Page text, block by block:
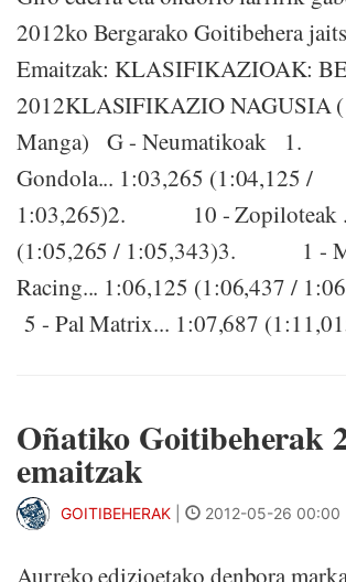
2012ko Bergarako Goitibehera
Emaitzak: KLASIFIKAZIOAK:
2012KLASIFIKAZIO NAGUSIA
Manga) G - Neumatikoak
Gondola... 1:03,265 (1:04,125 /
1:03,265)2. 10 - Zopiloteak
(1:05,265 / 1:05,343)3. 1 -
Racing... 1:06,125 (1:06,437 /
5 - Pal Matrix... 1:07,687
Oñatiko Goitibeherak
emaitzak
GOITIBEHERAK 2012-05-26 00:00
Aurreko edizioetako denbora